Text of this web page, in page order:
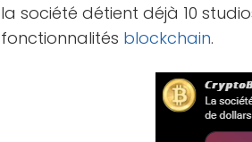
la société détient déjà 10
fonctionnalités blockchain.